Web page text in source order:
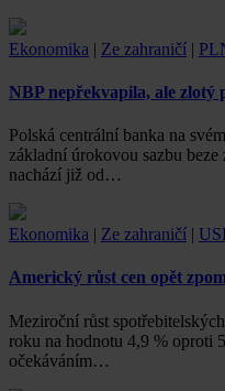
Ekonomika | Ze zahraničí |
NBP nepřekvapila, ale zlotý
Polská centrální banka na
základní úrokovou sazbu
nachází již od…
Ekonomika | Ze zahraničí |
Americký růst cen opět
Meziroční růst
roku na hodnotu 4,9 % oproti
očekáváním…